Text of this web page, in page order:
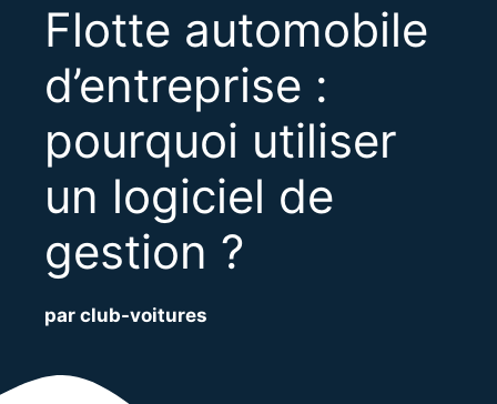
Flotte automobile
d’entreprise :
pourquoi utiliser
un logiciel de
gestion ?
par club-voitures